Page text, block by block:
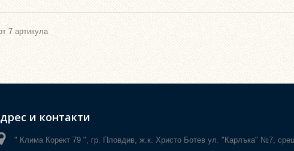
7 артикула
и контакти
" Клима Корект 79 ", гр. Пловдив, ж.к. Христо Ботев ул. "Карлъка" №7,